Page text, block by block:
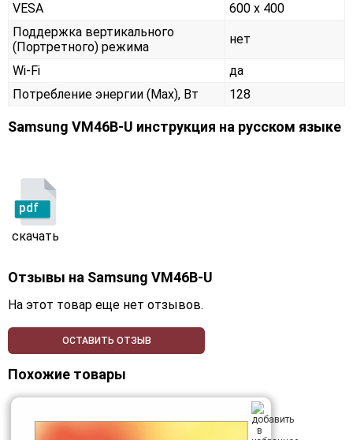
VESA
600 x 400
Поддержка вертикального
(Портретного) режима
нет
Wi-Fi
да
Потребление энергии (Max), Вт
128
Samsung VM46B-U инструкция на русском языке
pdf
скачать
Отзывы на Samsung VM46B-U
На этот товар еще нет отзывов.
ОСТАВИТЬ ОТЗЫВ
Похожие товары